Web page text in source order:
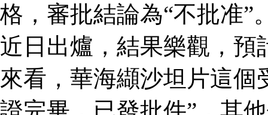
格，審批結論為“不批准”
近日出爐，結果樂觀，預
來看，華海纈沙坦片這個